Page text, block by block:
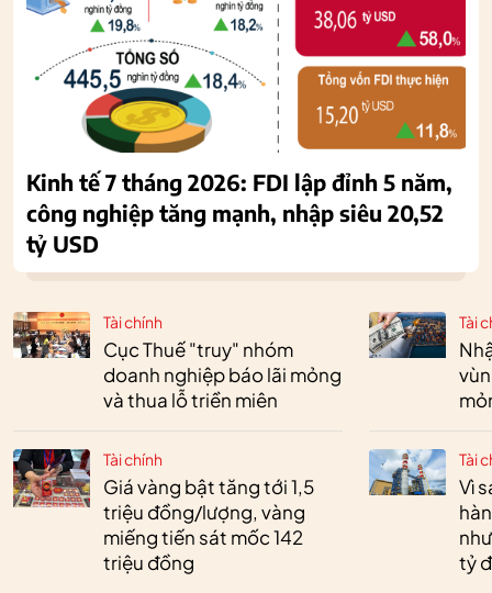
Tài chính
Cục Thuế "truy" nhóm
doanh nghiệp báo lãi mỏng
và thua lỗ triền miên
Tài chính
Giá vàng bật tăng tới 1,5
triệu đồng/lượng, vàng
miếng tiến sát mốc 142
triệu đồng
Tài
Tài
Vì
tỷ
Kinh tế 7 tháng 2026: FDI lập đỉnh 5 năm,
công nghiệp tăng mạnh, nhập siêu 20,52
tỷ USD